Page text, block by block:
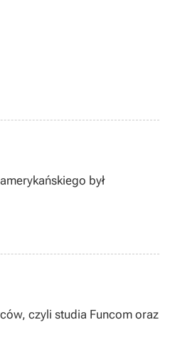
był
czyli studia Funcom oraz